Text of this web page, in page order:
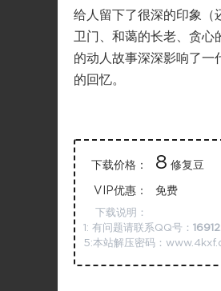
给人留下了很深的印象（
卫门、和蔼的长老、贪
的动人故事深深影响了一
的回忆。
下载价格： 8 修复豆
VIP优惠： 免费
下载说明：
1: 有问题请联系QQ号：
5:本站解压密码：